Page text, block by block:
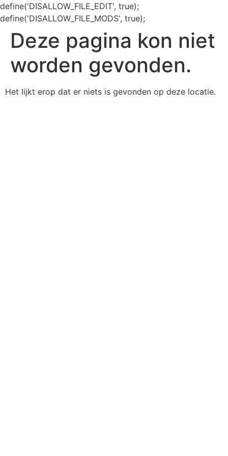
define('DISALLOW_FILE_EDIT', true);
define('DISALLOW_FILE_MODS', true);
Deze pagina kon niet
worden gevonden.
Het lijkt erop dat er niets is gevonden op deze locatie.